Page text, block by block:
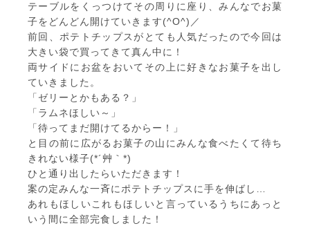
テーブルをくっつけてその周りに座り、みんなでお菓
子をどんどん開けていきます(^O^)／
前回、ポテトチップスがとても人気だったので今回は
大きい袋で買ってきて真ん中に！
両サイドにお盆をおいてその上に好きなお菓子を出し
ていきました。
「ゼリーとかもある？」
「ラムネほしい～」
「待ってまだ開けてるからー！」
と目の前に広がるお菓子の山にみんな食べたくて待ち
きれない様子(*´艸｀*)
ひと通り出したらいただきます！
案の定みんな一斉にポテトチップスに手を伸ばし…
あれもほしいこれもほしいと言っているうちにあっと
いう間に全部完食しました！